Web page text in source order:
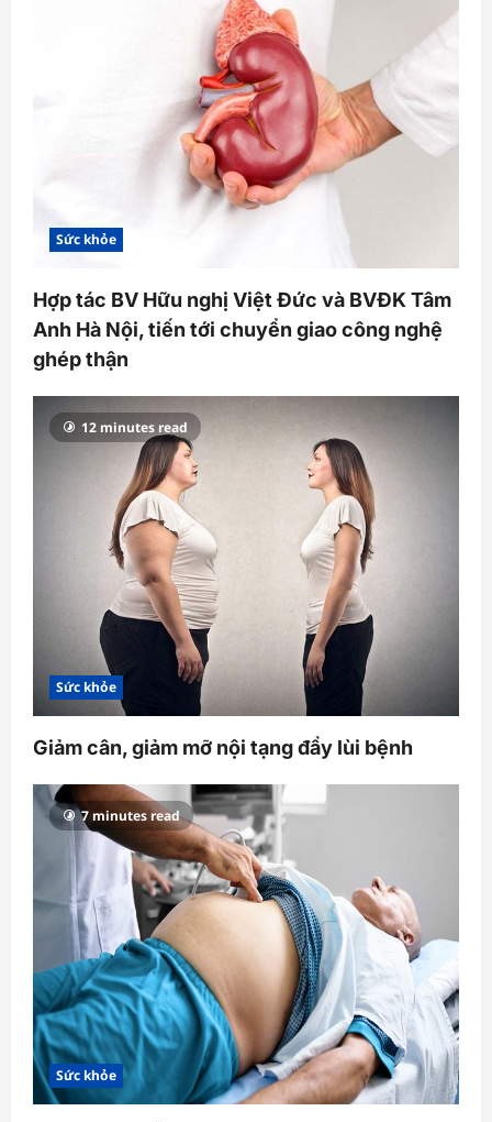
Sức khỏe
Hợp tác BV Hữu nghị Việt Đức và BVĐK Tâm
Anh Hà Nội, tiến tới chuyển giao công nghệ
ghép thận
12 minutes read
Sức khỏe
Giảm cân, giảm mỡ nội tạng đẩy lùi bệnh
7 minutes read
Sức khỏe